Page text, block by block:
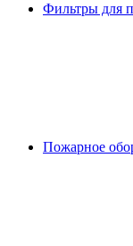
Фильтры для
Пожарное